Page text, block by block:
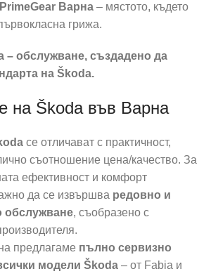
PrimeGear Варна – мястото, където
грижа.
– обслужване, създадено да
на Škoda.
на Škoda във Варна
се отличават с практичност,
съотношение цена/качество. За
ефективност и комфорт
да се извършва редовно и
обслужване, съобразено с
предлагаме пълно сервизно
модели Škoda – от Fabia и